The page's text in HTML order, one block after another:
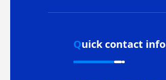
Quick contact info